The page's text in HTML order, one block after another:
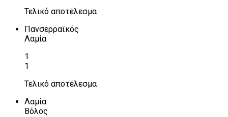
Τελικό αποτέλεσμα
Πανσερραϊκός
Λαμία
1
1
Τελικό αποτέλεσμα
Λαμία
Βόλος